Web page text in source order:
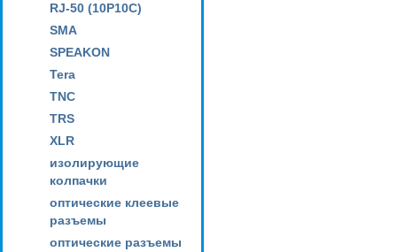
RJ-50 (10P10C)
SMA
SPEAKON
Tera
TNC
TRS
XLR
изолирующие
колпачки
оптические клеевые
разъемы
оптические разъемы